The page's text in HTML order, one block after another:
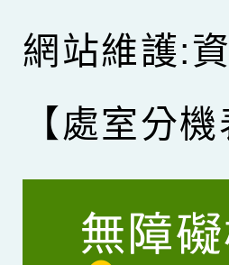
網站維護:
【處室分機